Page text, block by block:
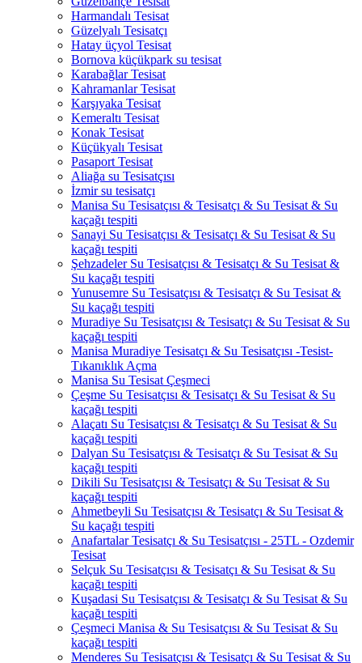
Harmandalı Tesisat
Güzelyalı Tesisatçı
Hatay üçyol Tesisat
Bornova küçükpark su tesisat
Karabağlar Tesisat
Kahramanlar Tesisat
Karşıyaka Tesisat
Kemeraltı Tesisat
Konak Tesisat
Küçükyalı Tesisat
Pasaport Tesisat
Aliağa su Tesisatçısı
İzmir su tesisatçı
Manisa Su Tesisatçısı & Tesisatçı & Su Tesisat & Su
kaçağı tespiti
Sanayi Su Tesisatçısı & Tesisatçı & Su Tesisat & Su
kaçağı tespiti
Şehzadeler Su Tesisatçısı & Tesisatçı & Su Tesisat &
Su kaçağı tespiti
Yunusemre Su Tesisatçısı & Tesisatçı & Su Tesisat &
Su kaçağı tespiti
Muradiye Su Tesisatçısı & Tesisatçı & Su Tesisat & Su
kaçağı tespiti
Manisa Muradiye Tesisatçı & Su Tesisatçısı -Tesist-
Tıkanıklık Açma
Manisa Su Tesisat Çeşmeci
Çeşme Su Tesisatçısı & Tesisatçı & Su Tesisat & Su
kaçağı tespiti
Alaçatı Su Tesisatçısı & Tesisatçı & Su Tesisat & Su
kaçağı tespiti
Dalyan Su Tesisatçısı & Tesisatçı & Su Tesisat & Su
kaçağı tespiti
Dikili Su Tesisatçısı & Tesisatçı & Su Tesisat & Su
kaçağı tespiti
Ahmetbeyli Su Tesisatçısı & Tesisatçı & Su Tesisat &
Su kaçağı tespiti
Anafartalar Tesisatçı & Su Tesisatçısı - 25TL - Ozdemir
Tesisat
Selçuk Su Tesisatçısı & Tesisatçı & Su Tesisat & Su
kaçağı tespiti
Kuşadasi Su Tesisatçısı & Tesisatçı & Su Tesisat & Su
kaçağı tespiti
Çeşmeci Manisa & Su Tesisatçısı & Su Tesisat & Su
kaçağı tespiti
Menderes Su Tesisatçısı & Tesisatçı & Su Tesisat & Su